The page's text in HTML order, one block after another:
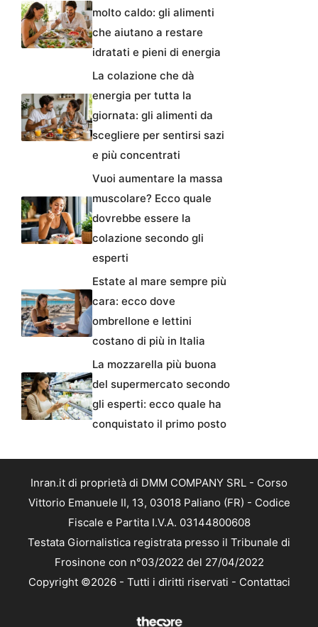
molto caldo: gli alimenti
che aiutano a restare
idratati e pieni di energia
La colazione che dà
energia per tutta la
giornata: gli alimenti da
scegliere per sentirsi sazi
e più concentrati
Vuoi aumentare la massa
muscolare? Ecco quale
dovrebbe essere la
colazione secondo gli
esperti
Estate al mare sempre più
cara: ecco dove
ombrellone e lettini
costano di più in Italia
La mozzarella più buona
del supermercato secondo
gli esperti: ecco quale ha
conquistato il primo posto
Inran.it di proprietà di DMM COMPANY SRL - Corso
Vittorio Emanuele II, 13, 03018 Paliano (FR) - Codice
Fiscale e Partita I.V.A. 03144800608
Testata Giornalistica registrata presso il Tribunale di
Frosinone con n°03/2022 del 27/04/2022
Copyright ©2026 - Tutti i diritti riservati - Contattaci